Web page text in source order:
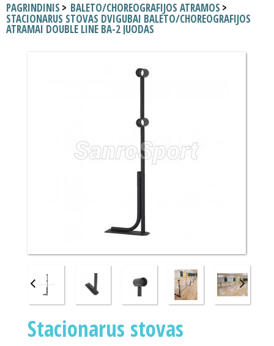
PAGRINDINIS BALETO/CHOREOGRAFIJOS ATRAMOS
STACIONARUS STOVAS DVIGUBAI BALETO/CHOREOGRAFIJOS
ATRAMAI DOUBLE LINE BA-2 JUODAS
Stacionarus stovas